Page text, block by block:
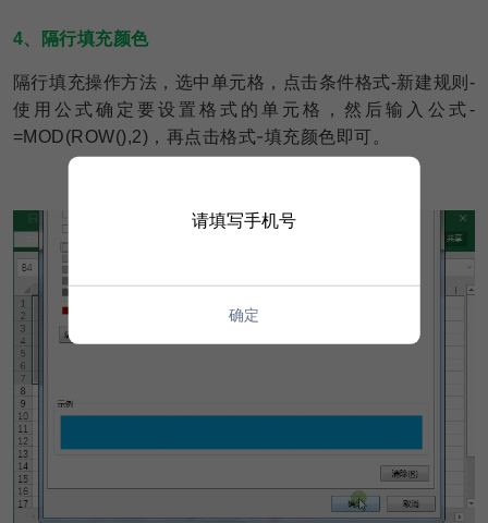
4、隔行填充颜色
隔行填充操作方法，选中单元格，点击条件格式-新建规则-
使用公式确定要设置格式的单元格，然后输入公式-
=MOD(ROW(),2) ，再点击格式-填充颜色即可。
请填写手机号
确定